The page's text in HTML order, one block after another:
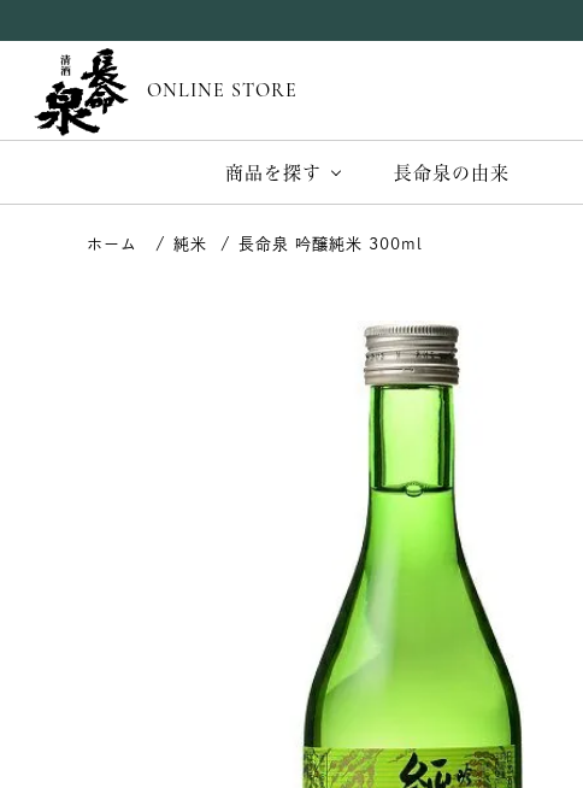
ONLINE STORE
商品を探す 長命泉の由来
純米 長命泉 吟醸純米 300ml